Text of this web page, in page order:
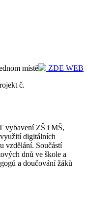
místě
ZDE WEB
č.
vybavení ZŠ i MŠ,
digitálních
vzdělání. Součástí
dnů ve škole a
a doučování žáků